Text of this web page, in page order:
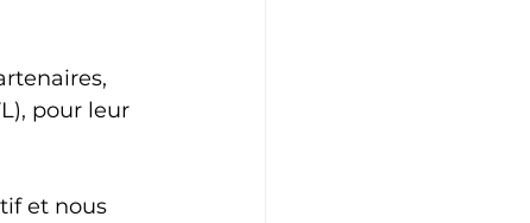
pour leur
et nous